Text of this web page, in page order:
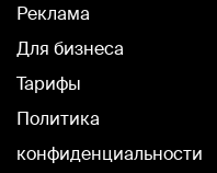
Реклама
Для бизнеса
Тарифы
Политика
конфиденциальности